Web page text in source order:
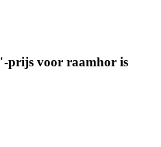
prijs voor raamhor is